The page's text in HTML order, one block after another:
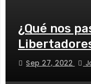
¿Qué nos
Sep 27, 2022